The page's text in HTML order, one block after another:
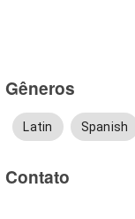
Gêneros
Latin Spanish
Contato